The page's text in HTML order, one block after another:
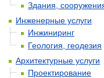
Здания,
Инженерные услуги
Инжиниринг
Геология, геодезия
Архитектурные услуги
Проектирование